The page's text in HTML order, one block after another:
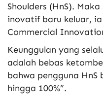
Shoulders (HnS).
inovatif baru keluar,
Commercial
Keunggulan yang
adalah bebas
bahwa pengguna HnS
hingga 100%”.